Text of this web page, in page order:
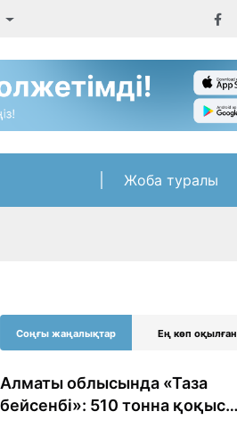
Жоба туралы
Соңғы жаңалықтар Ең көп оқылған
Алматы облысында «Таза
бейсенбі»: 510 тонна қоқыс